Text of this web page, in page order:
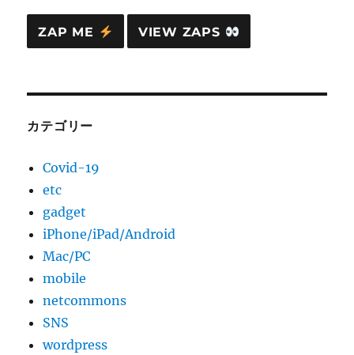
ZAP ME VIEW ZAPS
カテゴリー
Covid-19
etc
gadget
iPhone/iPad/Android
Mac/PC
mobile
netcommons
SNS
wordpress